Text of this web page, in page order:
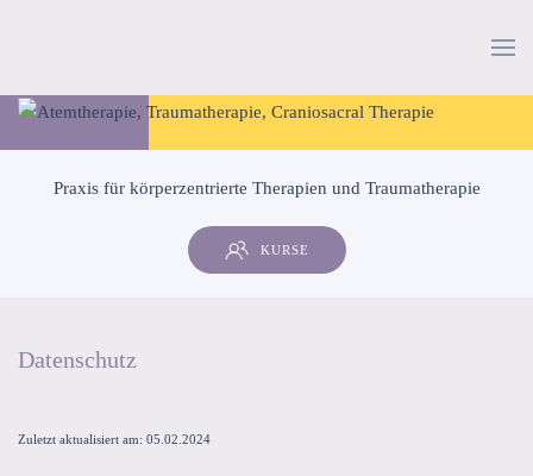
Praxis für körperzentrierte Therapien und Traumatherapie
KURSE
Datenschutz
Zuletzt aktualisiert am: 05.02.2024